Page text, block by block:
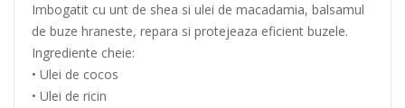
Imbogatit cu unt de shea si ulei de macadamia, balsamul
de buze hraneste, repara si protejeaza eficient buzele.
Ingrediente cheie:
• Ulei de cocos
• Ulei de ricin